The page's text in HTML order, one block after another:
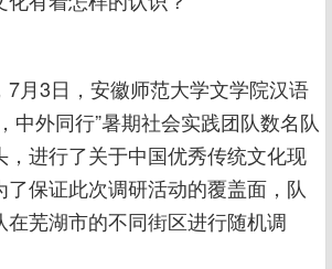
7月3日，安徽师范大学文学院汉语
中外同行”暑期社会实践团队数名队
，进行了关于中国优秀传统文化现
保证此次调研活动的覆盖面，队
在芜湖市的不同街区进行随机调